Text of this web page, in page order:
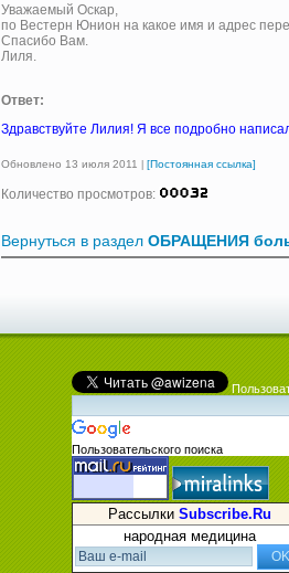
Уважаемый Оскар,
по Вестерн Юнион на какое имя и адрес
Спасибо Вам.
Лиля.
Ответ:
Здравствуйте Лилия! Я все подробно
Обновлено 13 июля 2011 [Постоянная ссылка]
Количество просмотров:
Вернуться в раздел ОБРАЩЕНИЯ
Пользовательского поиска
Рассылки Subscribe.Ru
народная медицина